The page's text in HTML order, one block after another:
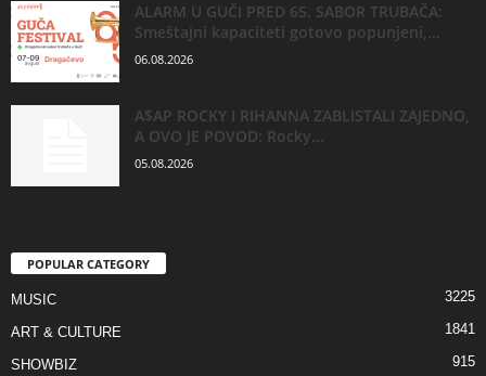
ALARM U GUČI PRED 65. SABOR TRUBAČA:
Smeštajni kapaciteti gotovo popunjeni,...
06.08.2026
A$AP ROCKY I RIHANNA ZABLISTALI ZAJEDNO,
A OVO JE POVOD: Rocky...
05.08.2026
POPULAR CATEGORY
MUSIC 3225
ART & CULTURE 1841
SHOWBIZ 915